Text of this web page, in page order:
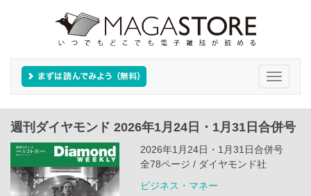
Toggle
週刊ダイヤモンド 2026年1月24日・1月31日合併号
2026年1月24日・1月31日合併号
全78ページ / ダイヤモンド社
ビジネス・マネー